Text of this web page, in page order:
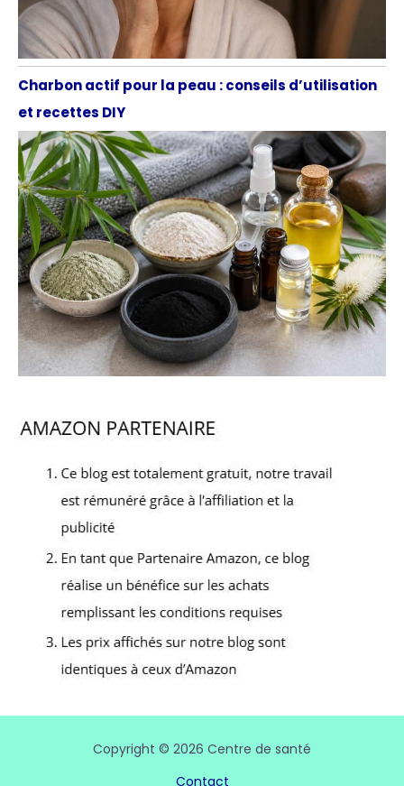
Charbon actif pour la peau : conseils d’utilisation
et recettes DIY
Copyright © 2026 Centre de santé
Contact